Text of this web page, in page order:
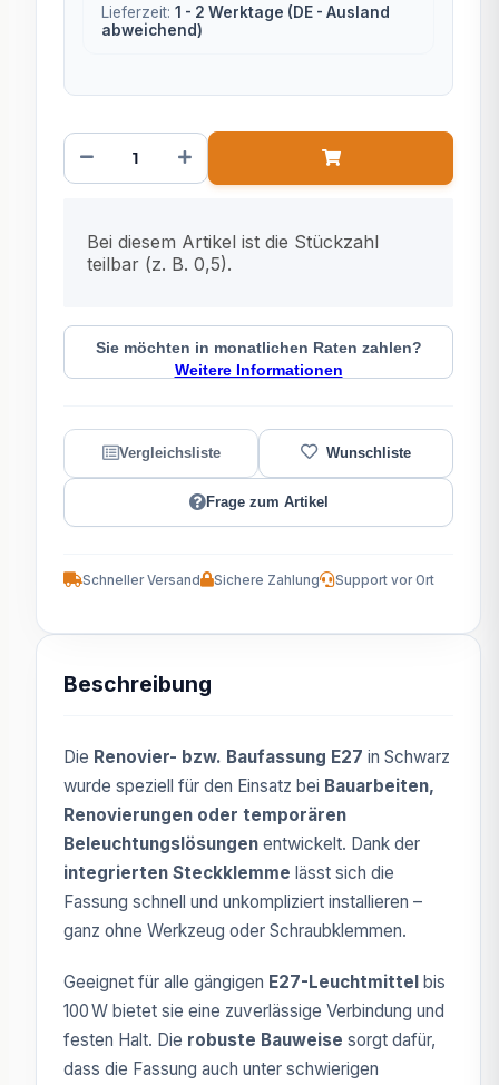
Lieferzeit: 1 - 2 Werktage (DE - Ausland
abweichend)
Bei diesem Artikel ist die Stückzahl
teilbar (z. B. 0,5).
Sie möchten in monatlichen Raten zahlen?
Weitere Informationen
Frage zum Artikel
Schneller Versand Sichere Zahlung Support vor Ort
Beschreibung
Die Renovier- bzw. Baufassung E27 in Schwarz
wurde speziell für den Einsatz bei Bauarbeiten,
Renovierungen oder temporären
Beleuchtungslösungen entwickelt. Dank der
integrierten Steckklemme lässt sich die
Fassung schnell und unkompliziert installieren –
ganz ohne Werkzeug oder Schraubklemmen.
Geeignet für alle gängigen E27-Leuchtmittel bis
100 W bietet sie eine zuverlässige Verbindung und
festen Halt. Die robuste Bauweise sorgt dafür,
dass die Fassung auch unter schwierigen